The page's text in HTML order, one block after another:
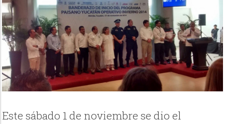
Este sábado 1 de noviembre se dio el